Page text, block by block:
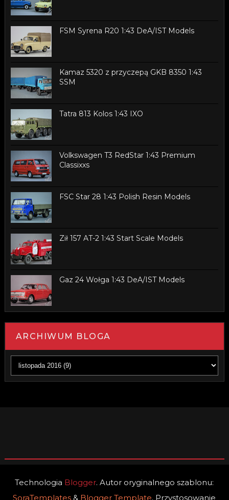
FSM Syrena R20 1:43 DeA/IST Models
Kamaz 5320 z przyczepą GKB 8350 1:43
SSM
Tatra 813 Kolos 1:43 IXO
Volkswagen T3 RedStar 1:43 Premium
Classixxs
FSC Star 28 1:43 Polish Resin Models
Ził 157 AT-2 1:43 Start Scale Models
Gaz 24 Wołga 1:43 DeA/IST Models
ARCHIWUM BLOGA
Technologia Blogger. Autor oryginalnego szablonu:
SoraTemplates & Blogger Template. Przystosowanie